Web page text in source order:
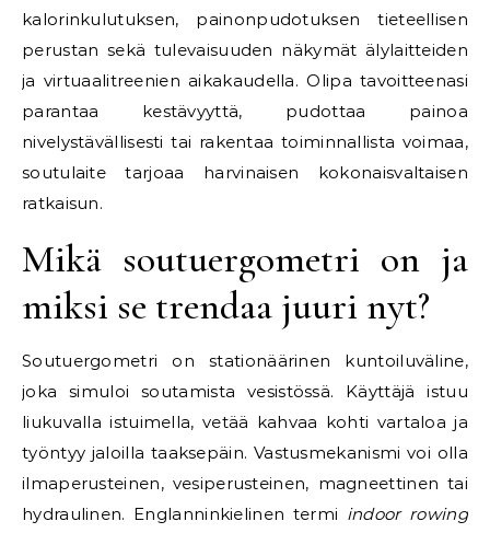
kalorinkulutuksen, painonpudotuksen tieteellisen
perustan sekä tulevaisuuden näkymät älylaitteiden
ja virtuaalitreenien aikakaudella. Olipa tavoitteenasi
parantaa kestävyyttä, pudottaa painoa
nivelystävällisesti tai rakentaa toiminnallista voimaa,
soutulaite tarjoaa harvinaisen kokonaisvaltaisen
ratkaisun.
Mikä soutuergometri on ja
miksi se trendaa juuri nyt?
Soutuergometri on stationäärinen kuntoiluväline,
joka simuloi soutamista vesistössä. Käyttäjä istuu
liukuvalla istuimella, vetää kahvaa kohti vartaloa ja
työntyy jaloilla taaksepäin. Vastusmekanismi voi olla
ilmaperusteinen, vesiperusteinen, magneettinen tai
hydraulinen. Englanninkielinen termi indoor rowing